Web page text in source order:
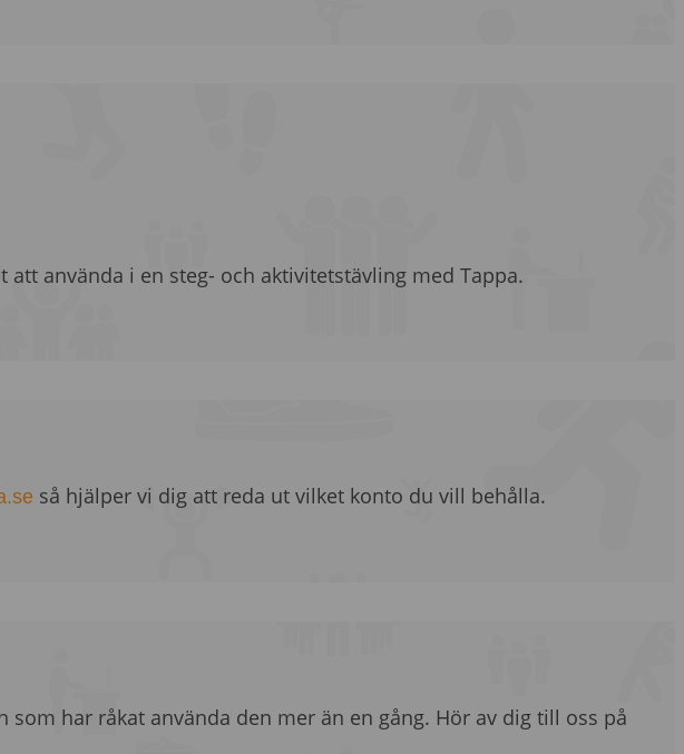
använda i en steg- och aktivitetstävling med Tappa.
så hjälper vi dig att reda ut vilket konto du vill behålla.
har råkat använda den mer än en gång. Hör av dig till oss på